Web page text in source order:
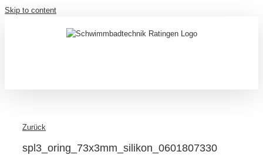
Skip to content
Zurück
spl3_oring_73x3mm_silikon_0601807330